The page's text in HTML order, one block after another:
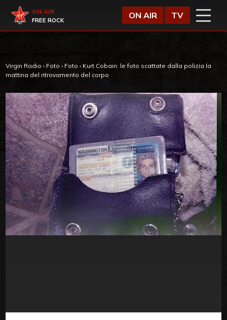
Virgin Radio
ON AIR
FREE ROCK
ON AIR TV
Virgin Radio › Foto › Foto › Kurt Cobain: le foto scattate dalla polizia la
mattina del ritrovamento del corpo